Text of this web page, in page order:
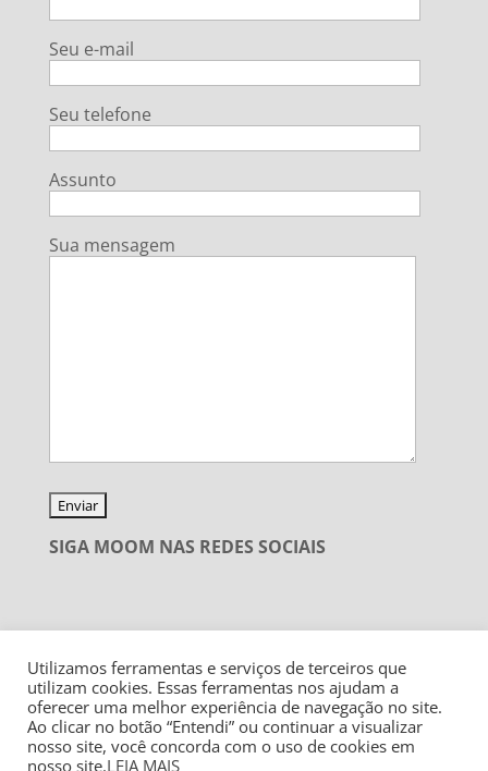
Seu e-mail
Seu telefone
Assunto
Sua mensagem
SIGA MOOM NAS REDES SOCIAIS
Utilizamos ferramentas e serviços de terceiros que
utilizam cookies. Essas ferramentas nos ajudam a
oferecer uma melhor experiência de navegação no site.
Ao clicar no botão “Entendi” ou continuar a visualizar
nosso site, você concorda com o uso de cookies em
nosso site.LEIA MAIS